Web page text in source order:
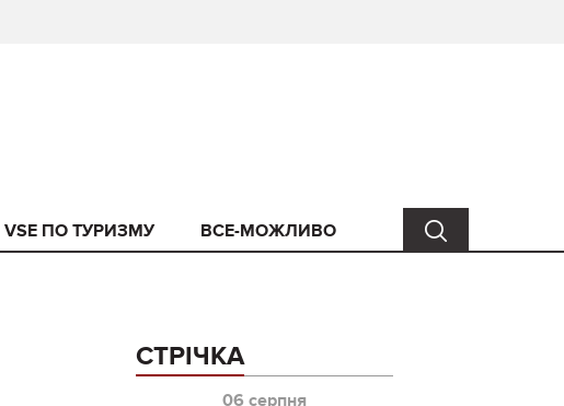
VSE ПО ТУРИЗМУ ВСЕ-МОЖЛИВО
СТРІЧКА
06 серпня